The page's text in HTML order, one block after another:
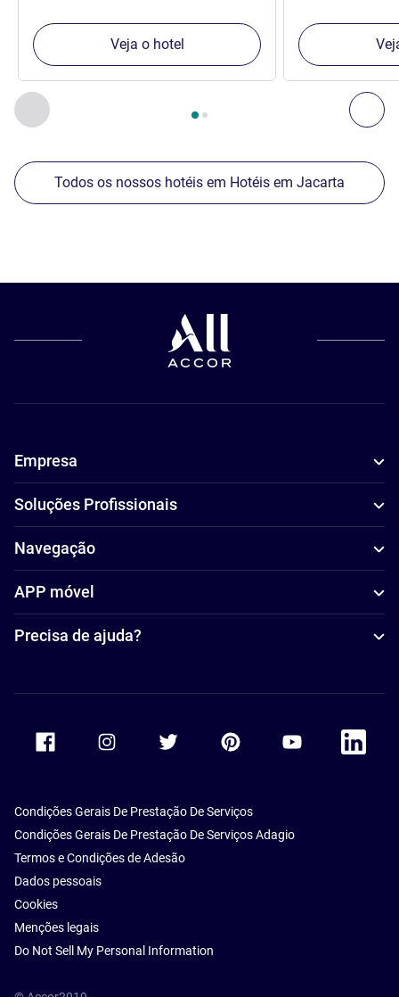
Anterior - Os nossos outros estabelecimentos nas
Página , Os nossos outros estabelecimentos nas
Veja o hotel
Todos os nossos hotéis em Hotéis em Jacarta
Empresa
Soluções Profissionais
Navegação
APP móvel
Precisa de ajuda?
Accor Facebook Accor TwitterAccor PinterestAccor Youtube
Accor
Condições Gerais De Prestação De Serviços
Condições Gerais De Prestação De Serviços Adagio
Termos e Condições de Adesão
Dados pessoais
Cookies
Menções legais
Do Not Sell My Personal Information